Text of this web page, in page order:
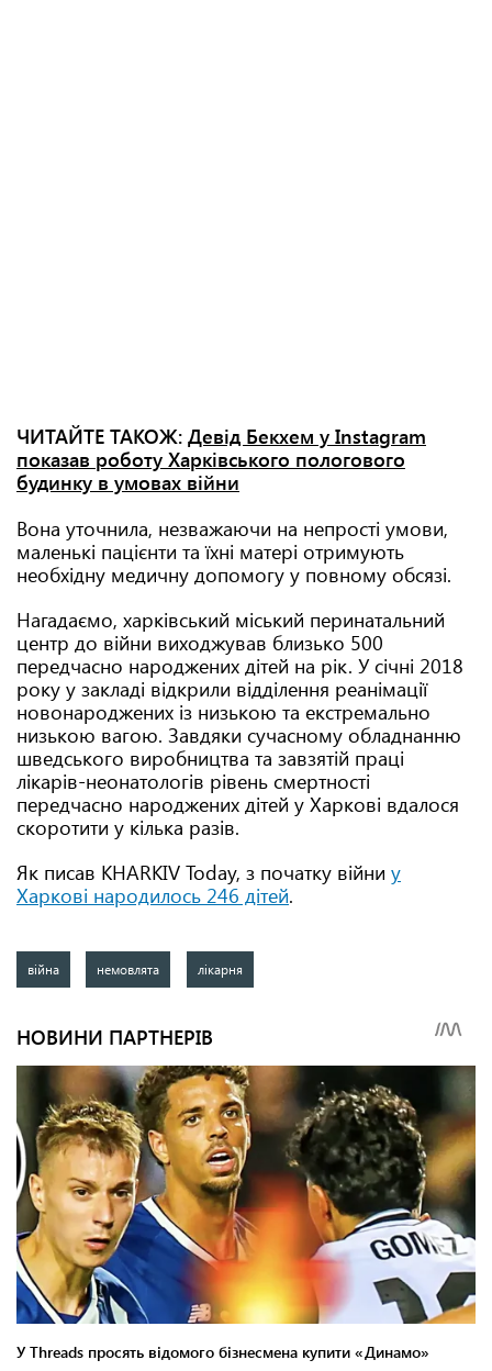
ЧИТАЙТЕ ТАКОЖ: Девід Бекхем у Instagram
показав роботу Харківського пологового
будинку в умовах війни
Вона уточнила, незважаючи на непрості умови,
маленькі пацієнти та їхні матері отримують
необхідну медичну допомогу у повному обсязі.
Нагадаємо, харківський міський перинатальний
центр до війни виходжував близько 500
передчасно народжених дітей на рік. У січні 2018
року у закладі відкрили відділення реанімації
новонароджених із низькою та екстремально
низькою вагою. Завдяки сучасному обладнанню
шведського виробництва та завзятій праці
лікарів-неонатологів рівень смертності
передчасно народжених дітей у Харкові вдалося
скоротити у кілька разів.
Як писав KHARKIV Today, з початку війни у
Харкові народилось 246 дітей.
війна немовлята лікарня